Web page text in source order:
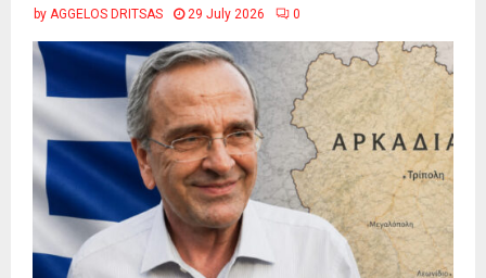
by AGGELOS DRITSAS 29 July 2026 0